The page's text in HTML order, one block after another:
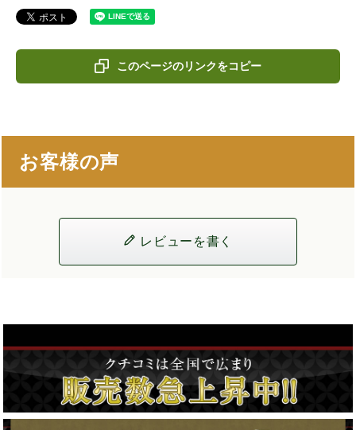
このページのリンクをコピー
お客様の声
レビューを書く